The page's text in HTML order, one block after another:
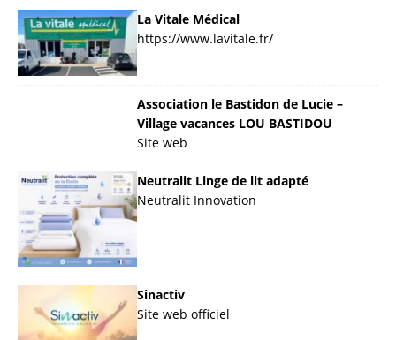
La Vitale Médical
https://www.lavitale.fr/
Association le Bastidon de Lucie –
Village vacances LOU BASTIDOU
Site web
Neutralit Linge de lit adapté
Neutralit Innovation
Sinactiv
Site web officiel